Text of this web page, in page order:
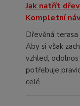
Jak natřít
Kompletní
Dřevěná
Aby si však
vzhled,
potřebuje
celé